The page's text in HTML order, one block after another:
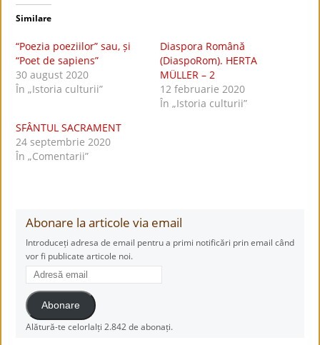
Similare
“Poezia poeziilor” sau, și
“Poet de sapiens”
30 august 2020
În „Istoria culturii”
Diaspora Română
(DiaspoRom). HERTA
MÜLLER – 2
12 februarie 2020
În „Istoria culturii”
SFÂNTUL SACRAMENT
24 septembrie 2020
În „Comentarii”
Abonare la articole via email
Introduceți adresa de email pentru a primi notificări prin email când
vor fi publicate articole noi.
Adresă
email
Abonare
Alătură-te celorlalți 2.842 de abonați.